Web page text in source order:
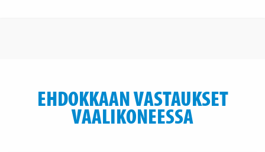
EHDOKKAAN VASTAUKSET
VAALIKONEESSA